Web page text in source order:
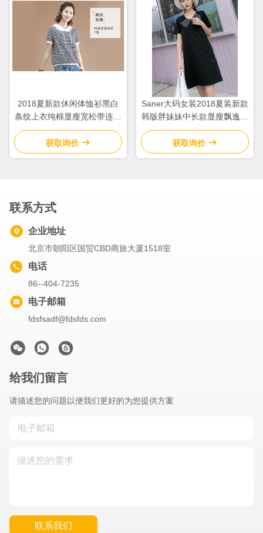
2018夏新款休闲体恤衫黑白
条纹上衣纯棉显瘦宽松带连帽
短袖T恤女
获取询价
Saner大码女装2018夏装新款
韩版胖妹妹中长款显瘦飘逸雪
纺连衣裙
获取询价
联系方式
企业地址
北京市朝阳区国贸CBD商旅大厦1518室
电话
86--404-7235
电子邮箱
fdsfsadf@fdsfds.com
给我们留言
请描述您的问题以便我们更好的为您提供方案
联系我们